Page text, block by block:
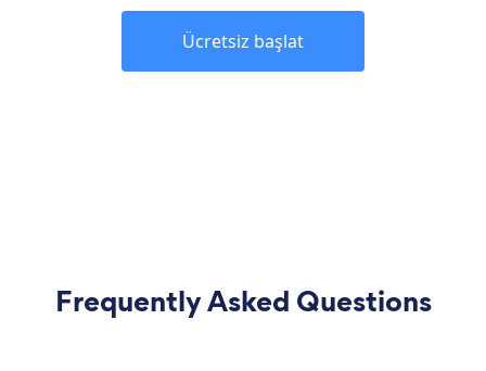
Ücretsiz başlat
Frequently Asked Questions